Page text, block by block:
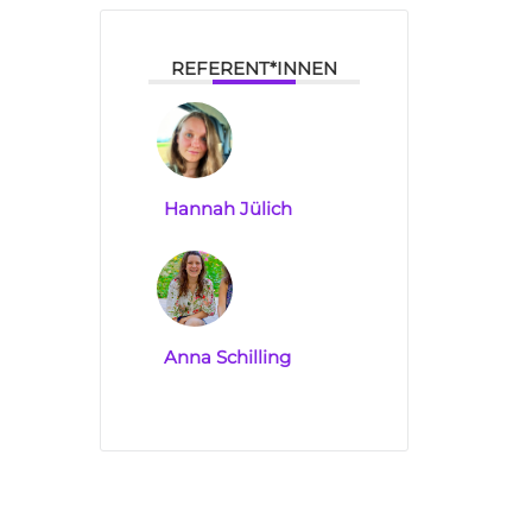
REFERENT*INNEN
Hannah Jülich
Anna Schilling